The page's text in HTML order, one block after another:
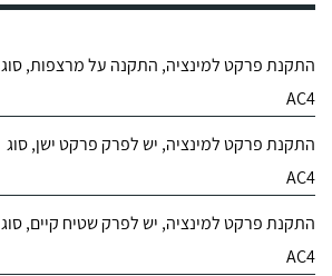
התקנת פרקט למינציה, התקנה על מרצפות, סוג
AC4
התקנת פרקט למינציה, יש לפרק פרקט ישן, סוג
AC4
התקנת פרקט למינציה, יש לפרק שטיח קיים, סוג
AC4